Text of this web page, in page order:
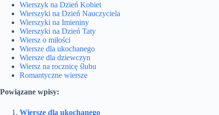
Wierszyk na Dzień Kobiet
Wierszyki na Dzień Nauczyciela
Wierszyki na Imieniny
Wierszyki na Dzień Taty
Wiersz o miłości
Wiersze dla ukochanego
Wiersze dla dziewczyn
Wiersz na rocznicę ślubu
Romantyczne wiersze
Powiązane wpisy:
Wiersze dla ukochanego